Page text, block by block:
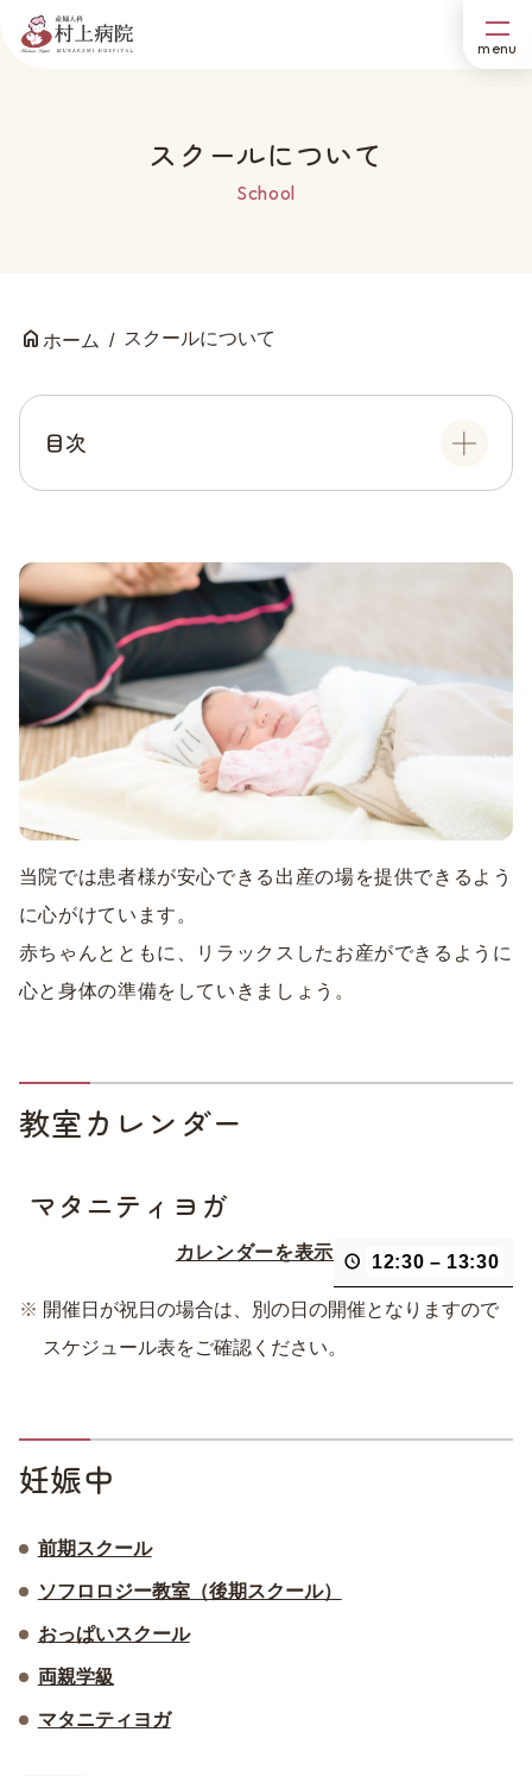
スクールについて
School
ホーム スクールについて
目次
当院では患者様が安心できる出産の場を提供できるよう
に心がけています。
赤ちゃんとともに、リラックスしたお産ができるように
心と身体の準備をしていきましょう。
教室カレンダー
マタニティヨガ
12:30 – 13:30
カレンダーを表示
開催日が祝日の場合は、別の日の開催となりますので
スケジュール表をご確認ください。
妊娠中
前期スクール
ソフロロジー教室（後期スクール）
おっぱいスクール
両親学級
マタニティヨガ